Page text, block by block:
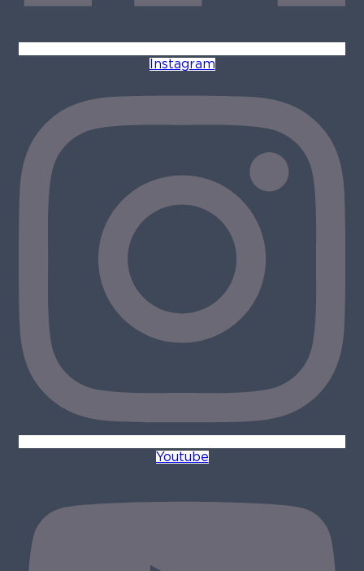
Instagram
Youtube